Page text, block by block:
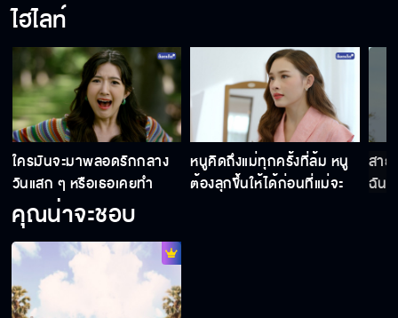
ก็เธอไม่สวยเหมือนฉันยังไงล่ะ เลยไม่ได้เป็น
นางเอก
ขอมีเวลาดี ๆ ร่วมกับเธอได้มั้ย
อวดดี! ความรักของคุณมันไม่ง่ายหรอกนะ
ไฮไลท์
ใครมันจะมาพลอดรักกลาง
วันแสก ๆ หรือเธอเคยทำ
หนูคิดถึงแม่ทุกครั้งที่ล้ม หนู
ต้องลุกขึ้นให้ได้ก่อนที่แม่จะ
สาย
ฉัน
คุณน่าจะชอบ